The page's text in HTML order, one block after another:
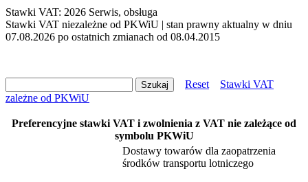
Stawki VAT: 2026 Serwis, obsługa
Stawki VAT niezależne od PKWiU | stan prawny aktualny w dniu
07.08.2026 po ostatnich zmianach od 08.04.2015
Reset
Stawki VAT
zależne od PKWiU
Preferencyjne stawki VAT i zwolnienia z VAT nie zależące od
symbolu PKWiU
Dostawy towarów dla zaopatrzenia
środków transportu lotniczego